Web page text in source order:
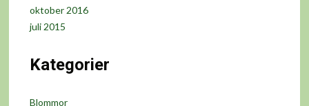
oktober 2016
juli 2015
Kategorier
Blommor